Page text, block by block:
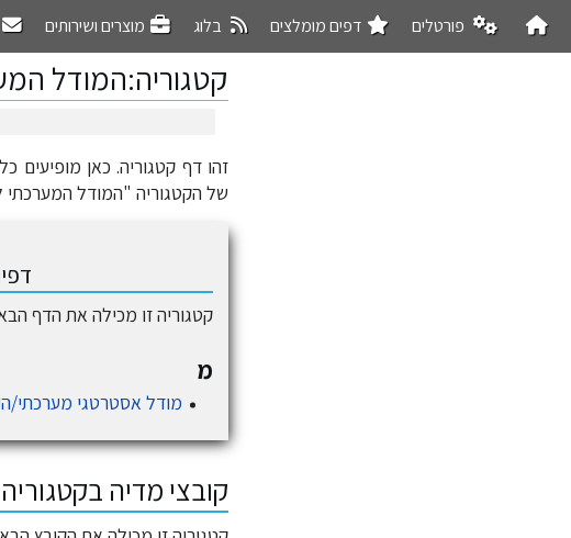
פורטלים דפים מומלצים בלוג מוצרים ושירותים
קטגוריה:המודל
קפיצה
לניווט
קפיצה
לחיפוש
זהו דף קטגוריה. כאן
של הקטגוריה "המודל המערכתי
קטגוריה זו מכילה את הדף
מ
מודל אסטרטגי מערכתי/
קובצי מדיה